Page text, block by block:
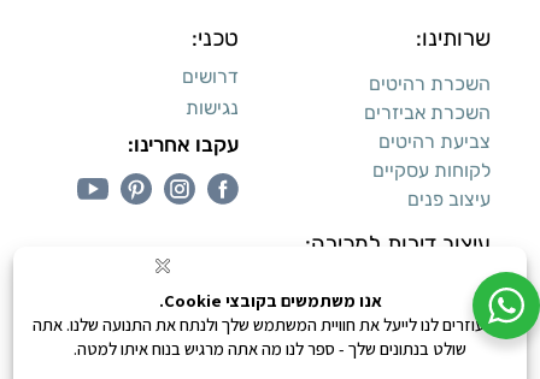
שרותינו:
השכרת רהיטים
השכרת אביזרים
צביעת רהיטים
לקוחות עסקיים
עיצוב פנים
עיצוב דירות למכירה:
טכני:
דרושים
נגישות
עקבו אחרינו:
קנייה מאובטחת